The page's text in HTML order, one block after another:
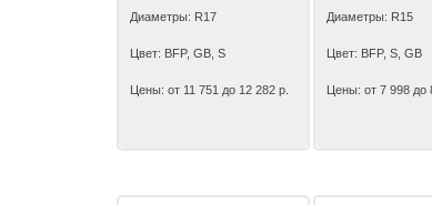
Диаметры: R17
Цвет: BFP, GB, S
Цены: от 11 751 до 12 282 р.
Диаметры: R15
Цвет: BFP, S, GB
Цены: от 7 998 до